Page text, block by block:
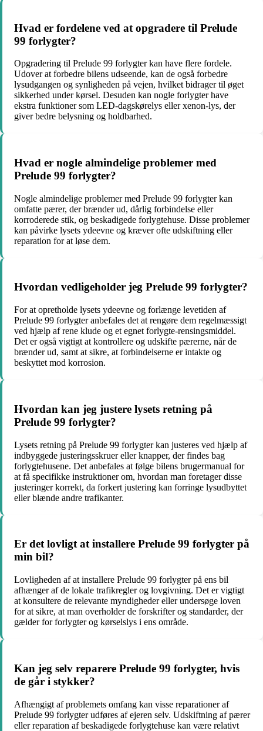
Hvad er fordelene ved at opgradere til Prelude
99 forlygter?
Opgradering til Prelude 99 forlygter kan have flere fordele.
Udover at forbedre bilens udseende, kan de også forbedre
lysudgangen og synligheden på vejen, hvilket bidrager til øget
sikkerhed under kørsel. Desuden kan nogle forlygter have
ekstra funktioner som LED-dagskørelys eller xenon-lys, der
giver bedre belysning og holdbarhed.
Hvad er nogle almindelige problemer med
Prelude 99 forlygter?
Nogle almindelige problemer med Prelude 99 forlygter kan
omfatte pærer, der brænder ud, dårlig forbindelse eller
korroderede stik, og beskadigede forlygtehuse. Disse problemer
kan påvirke lysets ydeevne og kræver ofte udskiftning eller
reparation for at løse dem.
Hvordan vedligeholder jeg Prelude 99 forlygter?
For at opretholde lysets ydeevne og forlænge levetiden af
Prelude 99 forlygter anbefales det at rengøre dem regelmæssigt
ved hjælp af rene klude og et egnet forlygte-rensingsmiddel.
Det er også vigtigt at kontrollere og udskifte pærerne, når de
brænder ud, samt at sikre, at forbindelserne er intakte og
beskyttet mod korrosion.
Hvordan kan jeg justere lysets retning på
Prelude 99 forlygter?
Lysets retning på Prelude 99 forlygter kan justeres ved hjælp af
indbyggede justeringsskruer eller knapper, der findes bag
forlygtehusene. Det anbefales at følge bilens brugermanual for
at få specifikke instruktioner om, hvordan man foretager disse
justeringer korrekt, da forkert justering kan forringe lysudbyttet
eller blænde andre trafikanter.
Er det lovligt at installere Prelude 99 forlygter på
min bil?
Lovligheden af at installere Prelude 99 forlygter på ens bil
afhænger af de lokale trafikregler og lovgivning. Det er vigtigt
at konsultere de relevante myndigheder eller undersøge loven
for at sikre, at man overholder de forskrifter og standarder, der
gælder for forlygter og kørselslys i ens område.
Kan jeg selv reparere Prelude 99 forlygter, hvis
de går i stykker?
Afhængigt af problemets omfang kan visse reparationer af
Prelude 99 forlygter udføres af ejeren selv. Udskiftning af pærer
eller reparation af beskadigede forlygtehuse kan være relativt